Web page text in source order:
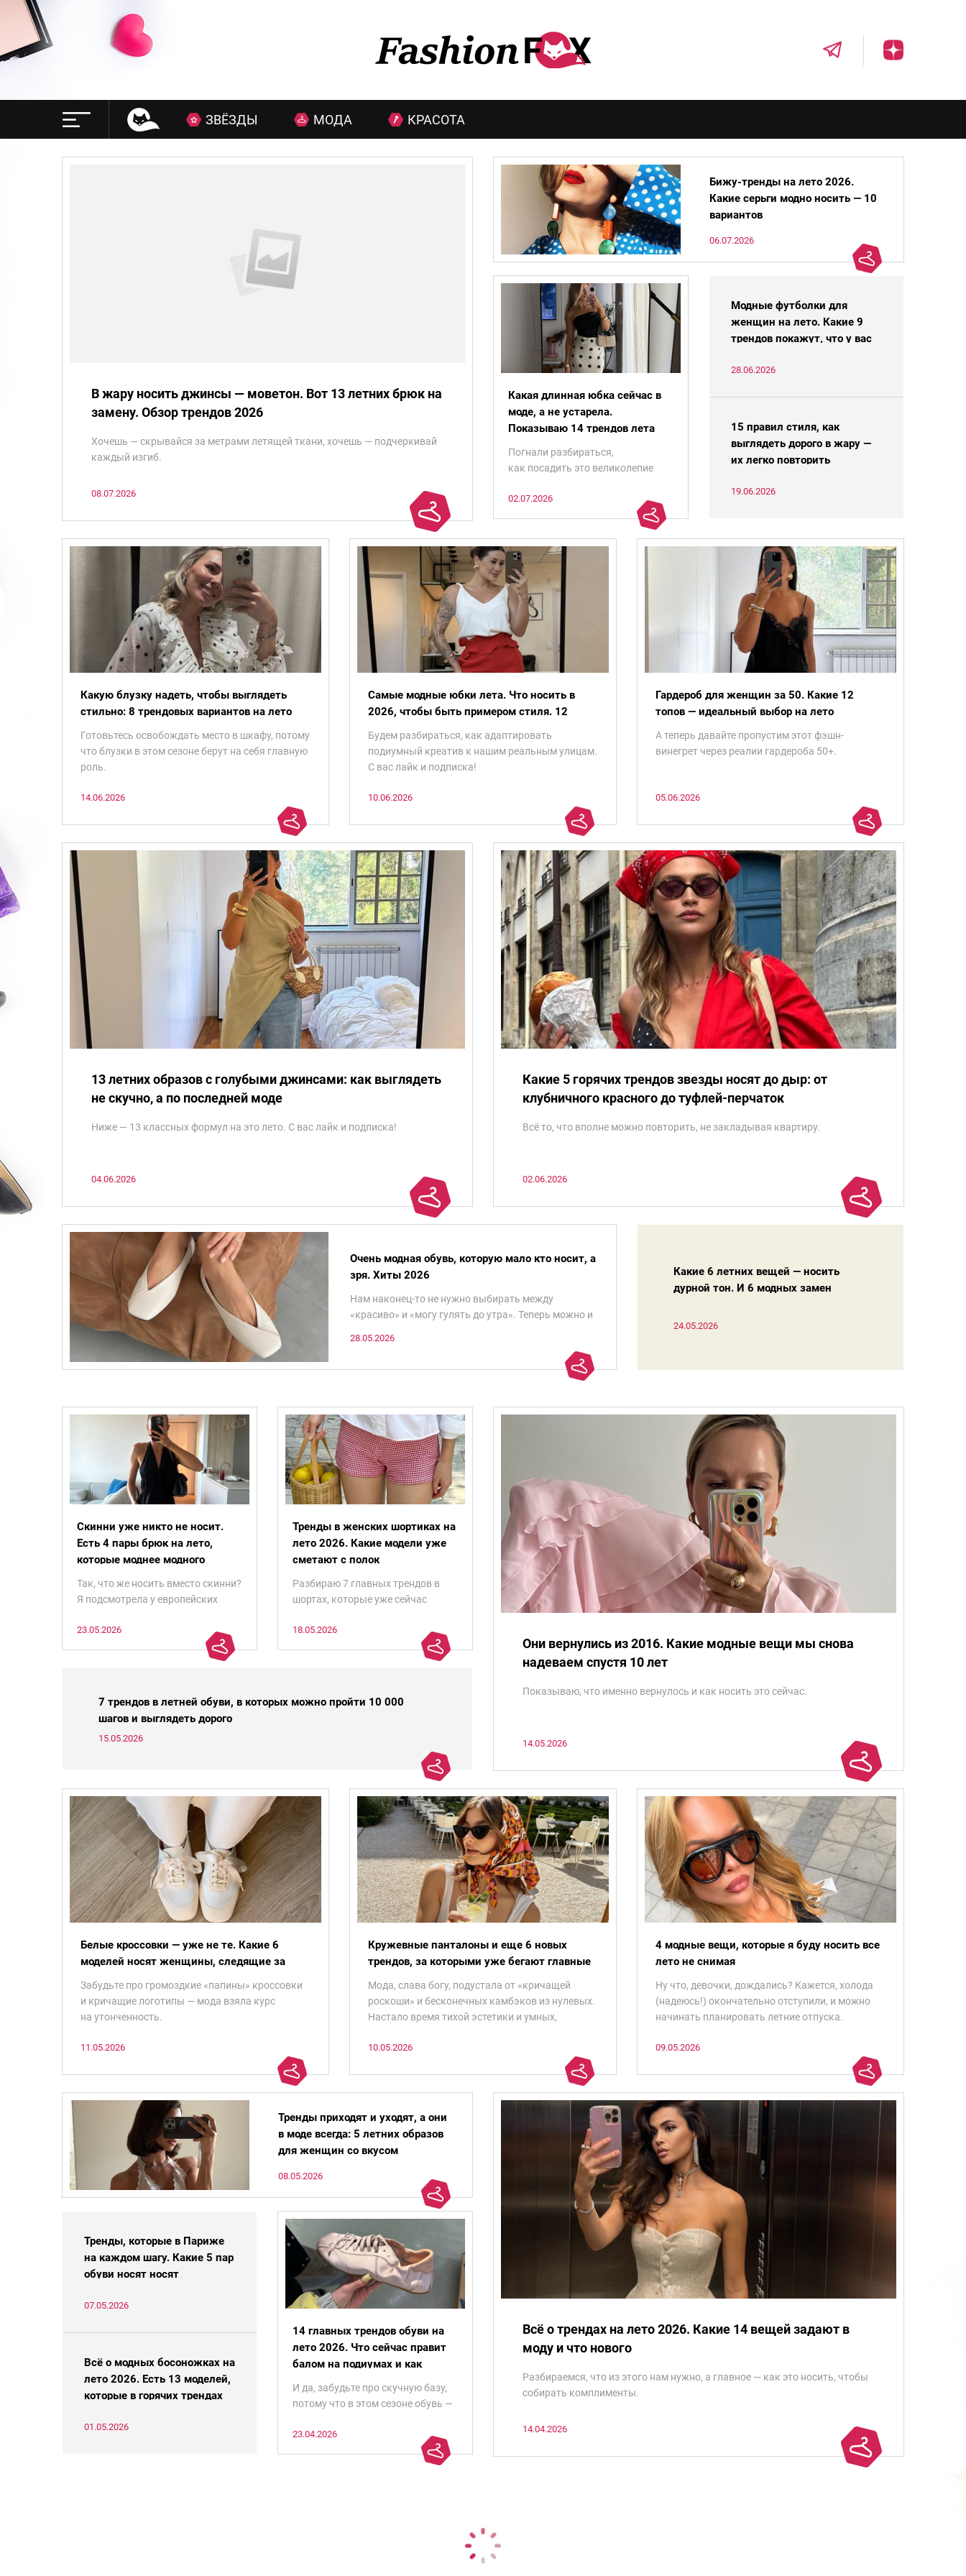
ЗВЁЗДЫ МОДА КРАСОТА
В жару носить джинсы — моветон. Вот 13 летних брюк на
замену. Обзор трендов 2026
Хочешь — скрывайся за метрами летящей ткани, хочешь — подчеркивай
каждый изгиб.
08.07.2026
Бижу-тренды на лето 2026.
Какие серьги модно носить — 10
вариантов
06.07.2026
Какая длинная юбка сейчас в
моде, а не устарела.
Показываю 14 трендов лета
Погнали разбираться,
как посадить это великолепие
02.07.2026
Модные футболки для
женщин на лето. Какие 9
трендов покажут, что у вас
28.06.2026
15 правил стиля, как
выглядеть дорого в жару —
их легко повторить
19.06.2026
Какую блузку надеть, чтобы выглядеть
стильно: 8 трендовых вариантов на лето
Готовьтесь освобождать место в шкафу, потому
что блузки в этом сезоне берут на себя главную
роль.
14.06.2026
Самые модные юбки лета. Что носить в
2026, чтобы быть примером стиля. 12
Будем разбираться, как адаптировать
подиумный креатив к нашим реальным улицам.
С вас лайк и подписка!
10.06.2026
Гардероб для женщин за 50. Какие 12
топов — идеальный выбор на лето
А теперь давайте пропустим этот фэшн-
винегрет через реалии гардероба 50+.
05.06.2026
13 летних образов с голубыми джинсами: как выглядеть
не скучно, а по последней моде
Ниже — 13 классных формул на это лето. С вас лайк и подписка!
04.06.2026
Какие 5 горячих трендов звезды носят до дыр: от
клубничного красного до туфлей-перчаток
Всё то, что вполне можно повторить, не закладывая квартиру.
02.06.2026
Очень модная обувь, которую мало кто носит, а
зря. Хиты 2026
Нам наконец-то не нужно выбирать между
«красиво» и «могу гулять до утра». Теперь можно и
28.05.2026
Какие 6 летних вещей — носить
дурной тон. И 6 модных замен
24.05.2026
Скинни уже никто не носит.
Есть 4 пары брюк на лето,
которые моднее модного
Так, что же носить вместо скинни?
Я подсмотрела у европейских
сейчас на пике. С вас лайк и
23.05.2026
Тренды в женских шортиках на
лето 2026. Какие модели уже
сметают с полок
Разбираю 7 главных трендов в
шортах, которые уже сейчас
18.05.2026
7 трендов в летней обуви, в которых можно пройти 10 000
шагов и выглядеть дорого
15.05.2026
Они вернулись из 2016. Какие модные вещи мы снова
надеваем спустя 10 лет
Показываю, что именно вернулось и как носить это сейчас.
14.05.2026
Белые кроссовки — уже не те. Какие 6
моделей носят женщины, следящие за
модой
Забудьте про громоздкие «папины» кроссовки
и кричащие логотипы — мода взяла курс
на утонченность.
11.05.2026
Кружевные панталоны и еще 6 новых
трендов, за которыми уже бегают главные
Мода, слава богу, подустала от «кричащей
роскоши» и бесконечных камбэков из нулевых.
Настало время тихой эстетики и умных,
10.05.2026
4 модные вещи, которые я буду носить все
лето не снимая
Ну что, девочки, дождались? Кажется, холода
(надеюсь!) окончательно отступили, и можно
начинать планировать летние отпуска.
09.05.2026
Тренды приходят и уходят, а они
в моде всегда: 5 летних образов
для женщин со вкусом
08.05.2026
Тренды, которые в Париже
на каждом шагу. Какие 5 пар
обуви носят носят
07.05.2026
Всё о модных босоножках на
лето 2026. Есть 13 моделей,
которые в горячих трендах
01.05.2026
14 главных трендов обуви на
лето 2026. Что сейчас правит
балом на подиумах и как
носить в жизни
И да, забудьте про скучную базу,
потому что в этом сезоне обувь —
23.04.2026
Всё о трендах на лето 2026. Какие 14 вещей задают в
моду и что нового
Разбираемся, что из этого нам нужно, а главное — как это носить, чтобы
собирать комплименты.
14.04.2026